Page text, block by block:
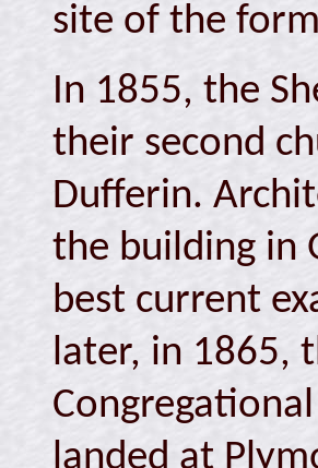
site of the
In 1855, the
their second
Dufferin.
the building in
best current
later, in 1865,
landed at